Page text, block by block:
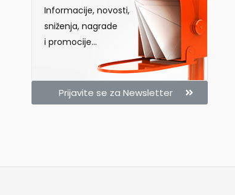
Informacije, novosti,
sniženja, nagrade
i promocije...
Prijavite se za Newsletter